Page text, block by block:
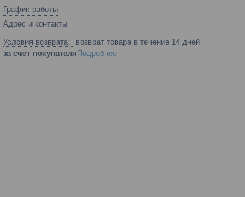
График работы
Адрес и контакты
возврат товара в течение 14 дней
за счет покупателя Подробнее